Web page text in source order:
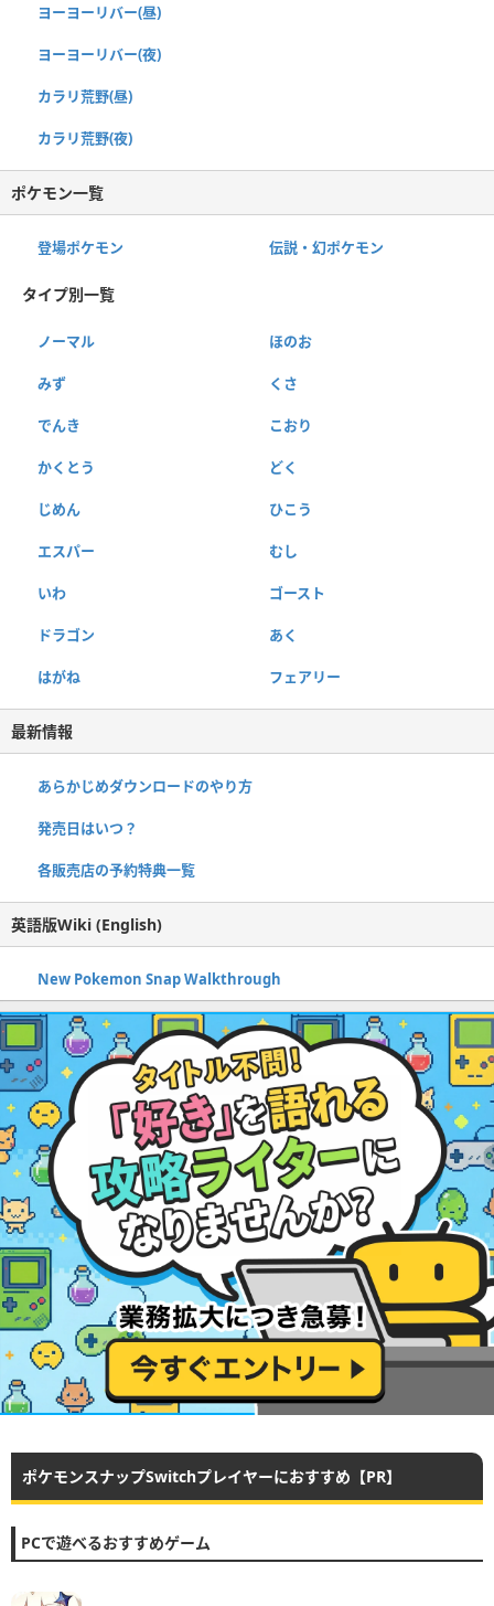
ヨーヨーリバー(昼)
ヨーヨーリバー(夜)
カラリ荒野(昼)
カラリ荒野(夜)
ポケモン一覧
登場ポケモン 伝説・幻ポケモン
タイプ別一覧
ノーマル ほのお
みず くさ
でんき こおり
かくとう どく
じめん ひこう
エスパー むし
いわ ゴースト
ドラゴン あく
はがね フェアリー
最新情報
あらかじめダウンロードのやり方
発売日はいつ？
各販売店の予約特典一覧
英語版Wiki (English)
New Pokemon Snap Walkthrough
ポケモンスナップSwitchプレイヤーにおすすめ【PR】
PCで遊べるおすすめゲーム